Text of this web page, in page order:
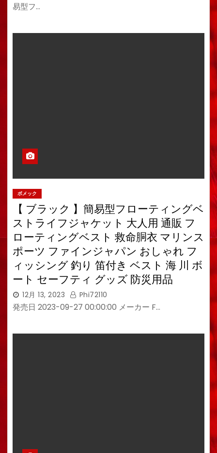
易型フ…
ボメック
【 ブラック 】簡易型フローティングベ
ストライフジャケット 大人用 通販 フ
ローティングベスト 救命胴衣 マリンス
ポーツ ファインジャパン おしゃれ フ
ィッシング 釣り 笛付き ベスト 海 川 ボ
ート セーフティ グッズ 防災用品
12月 13, 2023 Phi72110
発売日 2023-09-27 00:00:00 メーカー F…